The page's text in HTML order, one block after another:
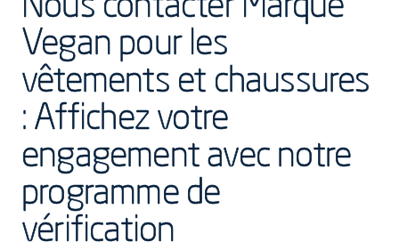
Vegan pour les
vêtements et chaussures
: Affichez votre
engagement avec notre
programme de
vérification